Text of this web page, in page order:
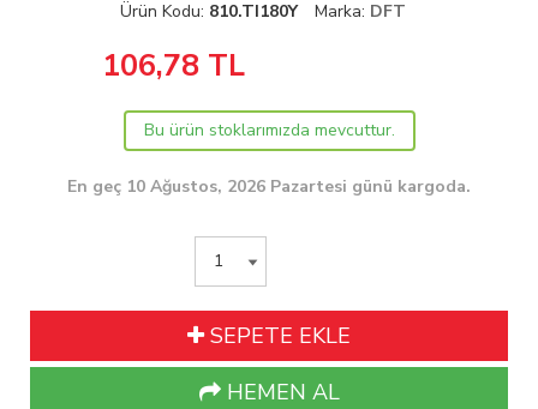
Ürün Kodu: 810.TI180Y Marka: DFT
106,78TL
Bu ürün stoklarımızda mevcuttur.
En geç 10 Ağustos, 2026 Pazartesi günü kargoda.
SEPETE EKLE
HEMEN AL